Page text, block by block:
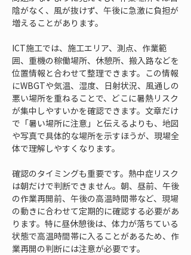
陰がなく、風が抜けず、午後に急激に負担が
増えることがあります。
ICT施工では、施工エリア、測点、作業範
囲、重機の稼働場所、休憩所、搬入路などを
位置情報と合わせて整理できます。この情報
にWBGTや気温、湿度、日射状況、風通しの
悪い場所を重ねることで、どこに暑熱リスク
が集中しやすいかを確認できます。文章だけ
で「暑い場所に注意」と伝えるよりも、地図
や写真で具体的な場所を示すほうが、現場全
体で理解しやすくなります。
確認のタイミングも重要です。熱中症リスク
は朝だけで判断できません。朝、昼前、午後
の作業再開前、午後の高温時間帯など、現場
の動きに合わせて定期的に確認する必要があ
ります。特に昼休憩後は、体力が落ちている
状態で高温時間帯に入ることがあるため、作
業再開の判断には注意が必要です。